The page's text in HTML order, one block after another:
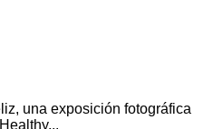
una exposición fotográfica